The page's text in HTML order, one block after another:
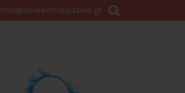
info@screenmagazine.gr